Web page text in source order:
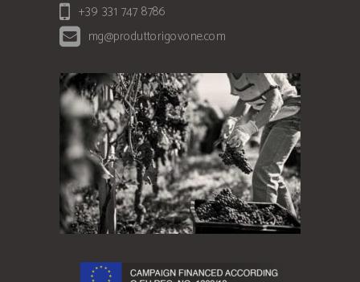
+39 331 747 8786
mg@produttorigovone.com